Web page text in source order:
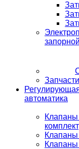
запорной
автоматика